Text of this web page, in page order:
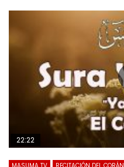
22:22
MASUMA TV RECITACIÓN DEL CORÁN